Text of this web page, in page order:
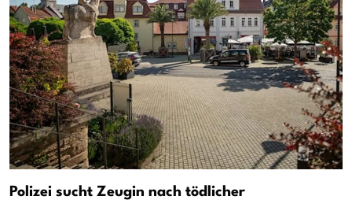
Polizei sucht Zeugin nach tödlicher